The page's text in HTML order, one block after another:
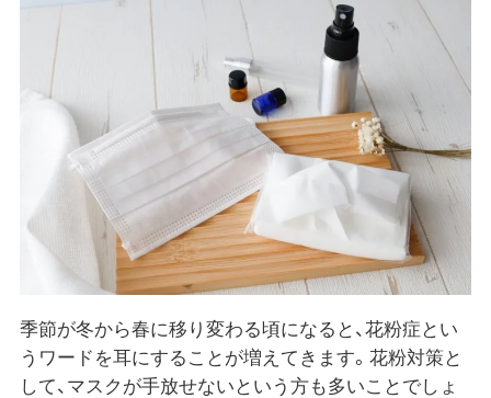
季節が冬から春に移り変わる頃になると、花粉症とい
うワードを耳にすることが増えてきます。花粉対策と
して、マスクが手放せないという方も多いことでしょ